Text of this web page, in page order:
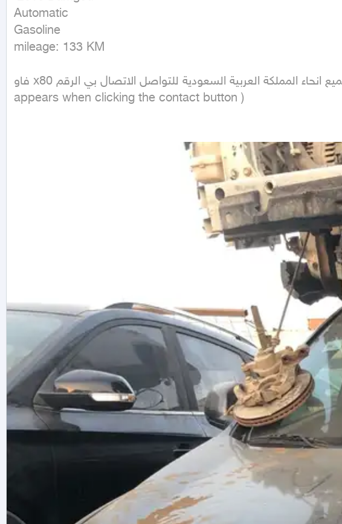
Automatic
Gasoline
mileage: 133 KM
فاو x80 قطع غيار اصليه مع الضمان والشرط يوجد لدينا كمان توصيل لجميع انحاء المملكة العربية السعودية للتواصل الاتصال بي الرقم ( Phone number
appears when clicking the contact button )